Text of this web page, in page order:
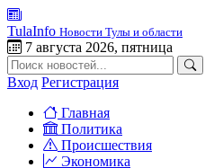
TulaInfo Новости Тулы и области
7 августа 2026, пятница
Вход Регистрация
Главная
Политика
Происшествия
Экономика